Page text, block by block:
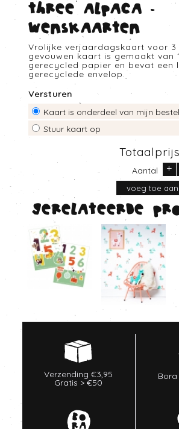
Three alpaca -
Wenskaarten
Vrolijke verjaardagskaart voor 3
gevouwen kaart is gemaakt van
gerecycled papier en bevat een
gerecyclede envelop.
Versturen
Kaart is onderdeel van mijn
Stuur kaart op
Aantal +
Gerelateerde
Verzending €3,95
Gratis > €50